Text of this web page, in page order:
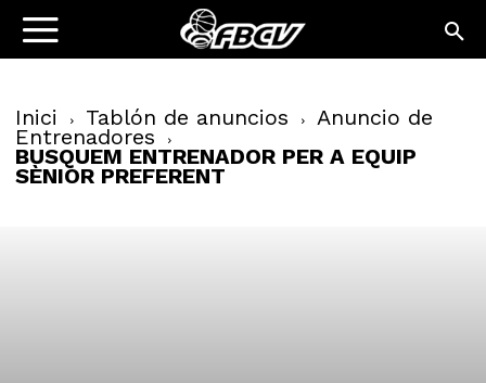
Inici Tablón de anuncios Anuncio de
Entrenadores
BUSQUEM ENTRENADOR PER A EQUIP
SÈNIOR PREFERENT